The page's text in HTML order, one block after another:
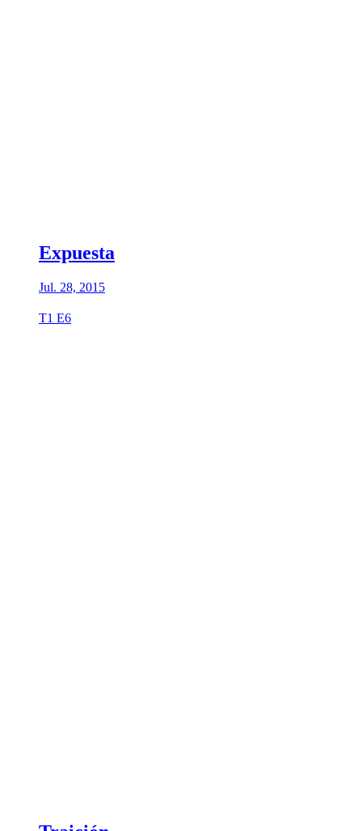
Expuesta
Jul. 28, 2015
T1 E6